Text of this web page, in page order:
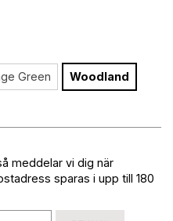
Green Woodland
meddelar vi dig när
sparas i upp till 180